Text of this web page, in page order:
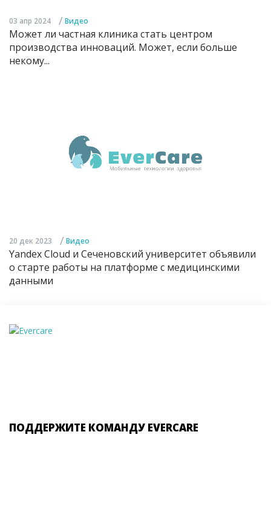
03 апр 2024 / Видео
Может ли частная клиника стать центром
производства инноваций. Может, если больше
некому...
20 дек 2023 / Видео
Yandex Cloud и Сеченовский университет объявили
о старте работы на платформе с медицинскими
данными
ПОДДЕРЖИТЕ КОМАНДУ EVERCARE